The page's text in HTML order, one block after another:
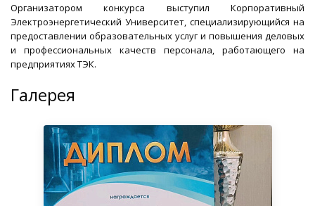
Организатором конкурса выступил Корпоративный
Электроэнергетический Университет, специализирующийся на
предоставлении образовательных услуг и повышения деловых
и профессиональных качеств персонала, работающего на
предприятиях ТЭК.
Галерея